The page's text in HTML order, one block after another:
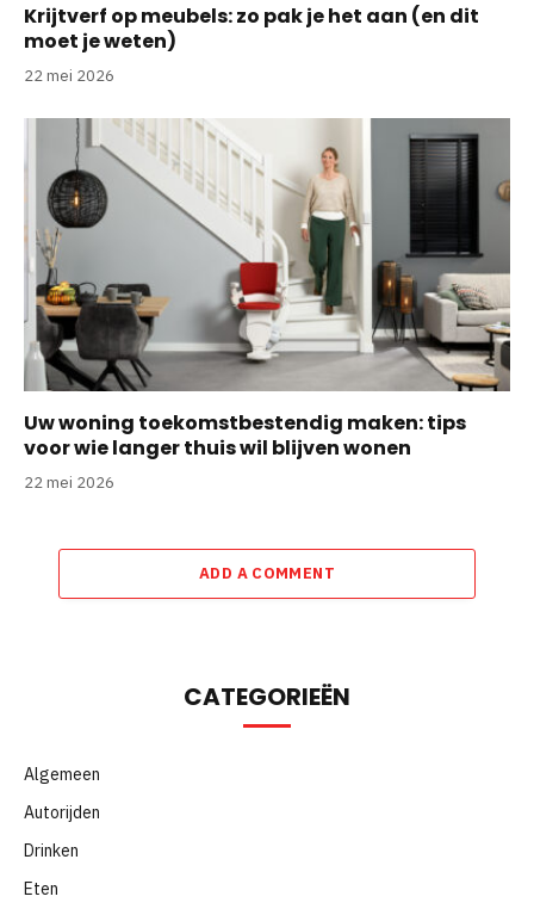
Krijtverf op meubels: zo pak je het aan (en dit
moet je weten)
22 mei 2026
Uw woning toekomstbestendig maken: tips
voor wie langer thuis wil blijven wonen
22 mei 2026
ADD A COMMENT
CATEGORIEËN
Algemeen
Autorijden
Drinken
Eten